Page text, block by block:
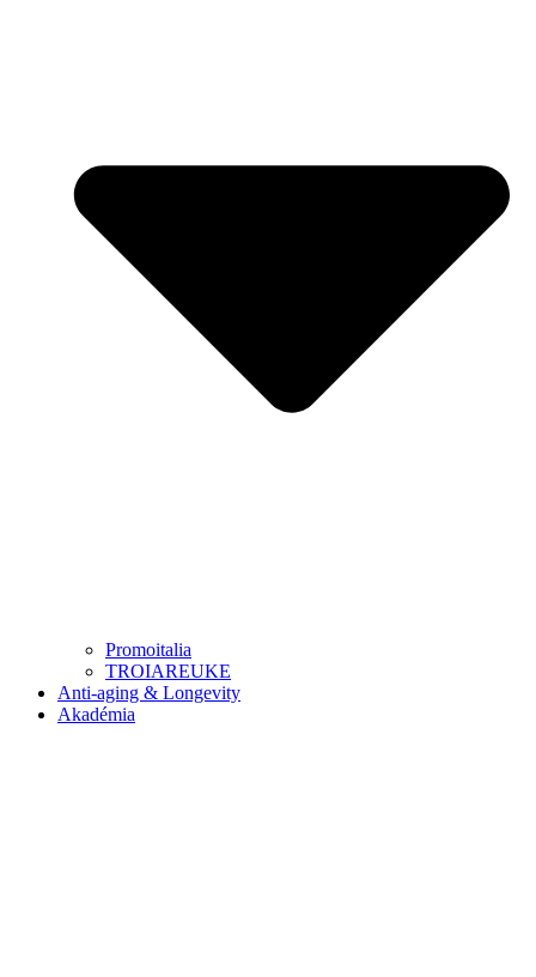
Promoitalia
TROIAREUKE
Anti-aging & Longevity
Akadémia